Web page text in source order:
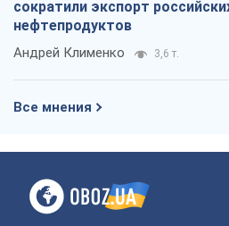
сократили экспорт
нефтепродуктов
Андрей Клименко 3,6 т.
Все мнения